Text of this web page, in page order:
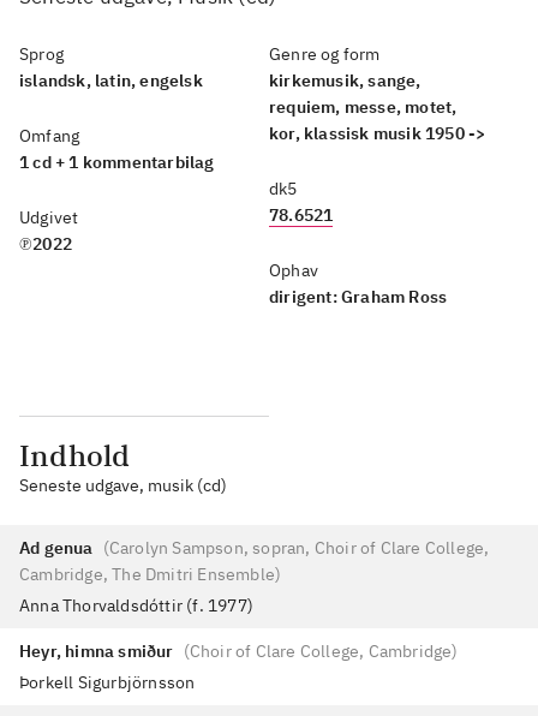
Sprog
islandsk, latin, engelsk
Omfang
1 cd + 1 kommentarbilag
Udgivet
℗2022
Genre og form
kirkemusik, sange,
requiem, messe, motet,
kor, klassisk musik 1950 ->
dk5
78.6521
Ophav
dirigent: Graham Ross
Indhold
Seneste udgave, musik (cd)
Ad genua (Carolyn Sampson, sopran, Choir of Clare College,
Cambridge, The Dmitri Ensemble)
Anna Thorvaldsdóttir (f. 1977)
Heyr, himna smiður (Choir of Clare College, Cambridge)
Þorkell Sigurbjörnsson